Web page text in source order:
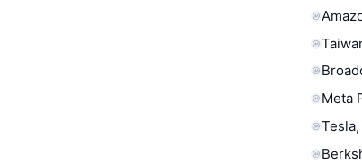
Meta
Tesla,